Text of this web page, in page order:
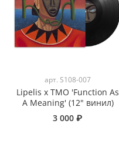
арт. S108-007
Lipelis x TMO 'Function As
A Meaning' (12" винил)
3 000 ₽